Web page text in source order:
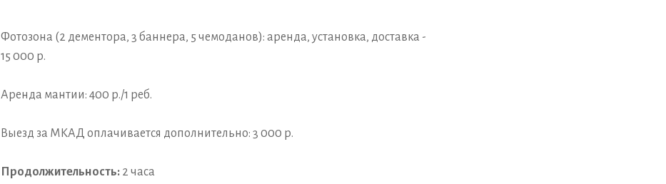
Фотозона (2 дементора, 3 баннера, 5 чемоданов): аренда, установка, доставка -
15 000 р.
Аренда мантии: 400 р./1 реб.
Выезд за МКАД оплачивается дополнительно: 3 000 р.
Продолжительность: 2 часа